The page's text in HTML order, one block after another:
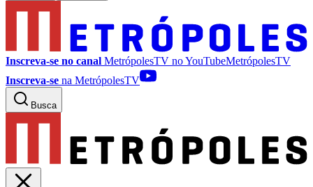
Inscreva-se no canal MetrópolesTV noYouTubeMetrópolesTV
Inscreva-se na MetrópolesTV
Busca